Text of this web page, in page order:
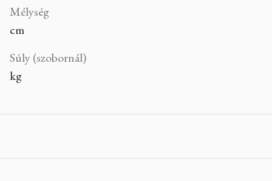
Mélység
cm
Súly (szobornál)
kg